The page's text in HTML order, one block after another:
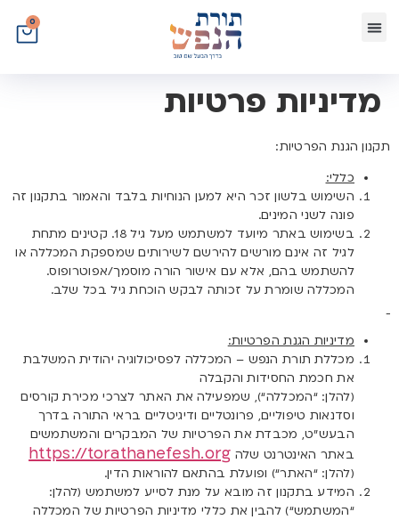
0
מדיניות פרטיות
תקנון הגנת הפרטיות:
כללי:
השימוש בלשון זכר היא למען הנוחיות בלבד והאמור בתקנון זה
פונה לשני המינים.
בשימוש באתר מיועד למשתמש מעל גיל 18. קטינים מתחת
לגיל זה אינם מורשים להירשם לשירותים שמספקת המכללה או
להשתמש בהם, אלא עם אישור הורה מוסמך/אפוטרופוס.
המכללה שומרת על זכותה לבקש הוכחת גיל בכל שלב.
מדיניות הגנת הפרטיות:
מכללת תורת הנפש – המכללה לפסיכולוגיה יהודית המשלבת
את חכמת החסידות והקבלה
(להלן: “המכללה“), שמפעילה את האתר לצרכי מכירת קורסים
וסדנאות טיפוליים, פרונטליים ודיגיטליים בראי התורה בדרך
הבעש”ט, מכבדת את הפרטיות של המבקרים והמשתמשים
באתר האינטרנט שלה https://torathanefesh.org
(להלן: “האתר“) ופועלת בהתאם להוראות הדין.
המידע בתקנון זה מובא על מנת לסייע למשתמש (להלן:
“המשתמש“) להבין את כללי מדיניות הפרטיות של המכללה